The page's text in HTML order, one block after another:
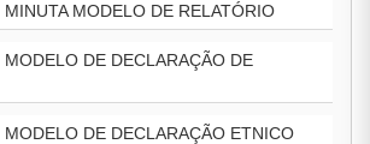
MODELO DE RELATÓRIO
DE DECLARAÇÃO DE
DE DECLARAÇÃO ETNICO